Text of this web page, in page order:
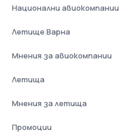
Национални авиокомпании
Летище Варна
Мнения за авиокомпании
Летища
Мнения за летища
Промоции